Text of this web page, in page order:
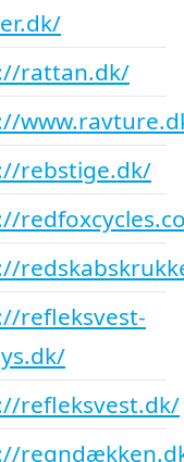
rattan.dk/
rebstige.dk/
refleksvest-
refleksvest.dk/